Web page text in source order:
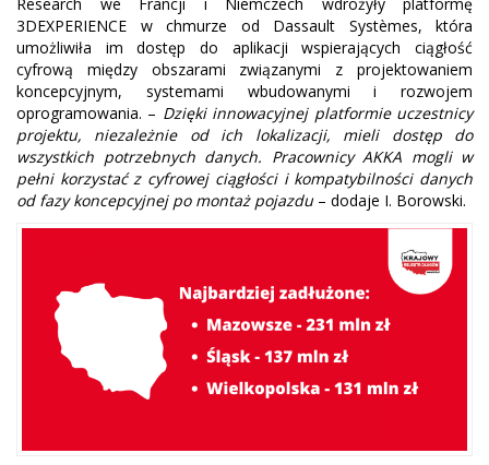
3DEXPERIENCE w chmurze od Dassault Systèmes, która
umożliwiła im dostęp do aplikacji wspierających ciągłość
cyfrową między obszarami związanymi z projektowaniem
koncepcyjnym, systemami wbudowanymi i rozwojem
oprogramowania. – Dzięki innowacyjnej platformie uczestnicy
projektu, niezależnie od ich lokalizacji, mieli dostęp do
wszystkich potrzebnych danych. Pracownicy AKKA mogli w
pełni korzystać z cyfrowej ciągłości i kompatybilności danych
od fazy koncepcyjnej po montaż pojazdu– dodaje I. Borowski.